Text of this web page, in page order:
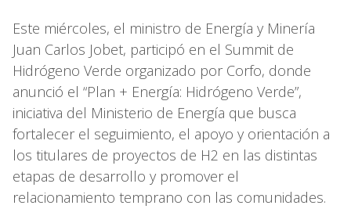
Este miércoles, el ministro de Energía y Minería
Juan Carlos Jobet, participó en el Summit de
Hidrógeno Verde organizado por Corfo, donde
anunció el “Plan + Energía: Hidrógeno Verde”,
iniciativa del Ministerio de Energía que busca
fortalecer el seguimiento, el apoyo y orientación a
los titulares de proyectos de H2 en las distintas
etapas de desarrollo y promover el
relacionamiento temprano con las comunidades.